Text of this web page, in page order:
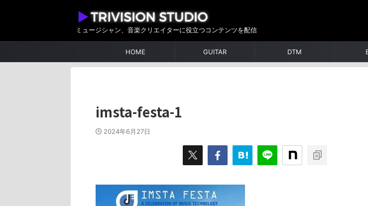
ミュージシャン、音楽クリエイターに役立つコンテンツを配信
HOME GUITAR DTM
imsta-festa-1
2024年6月27日